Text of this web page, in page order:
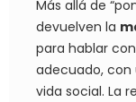
Más allá de
devuelven la
para hablar
adecuado,
vida social. La